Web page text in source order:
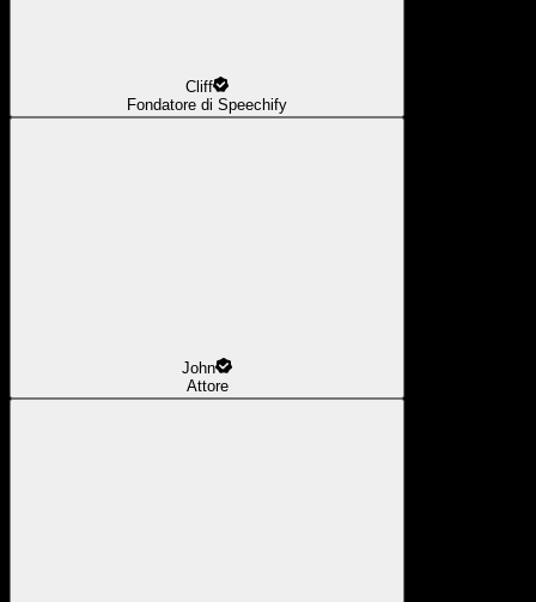
Cliff
Fondatore di Speechify
John
Attore